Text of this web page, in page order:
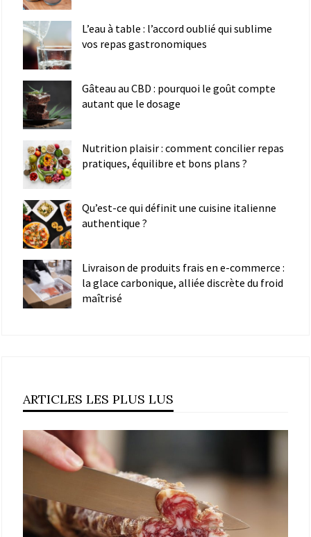
L’eau à table : l’accord oublié qui sublime
vos repas gastronomiques
Gâteau au CBD : pourquoi le goût compte
autant que le dosage
Nutrition plaisir : comment concilier repas
pratiques, équilibre et bons plans ?
Qu’est-ce qui définit une cuisine italienne
authentique ?
Livraison de produits frais en e-commerce :
la glace carbonique, alliée discrète du froid
maîtrisé
ARTICLES LES PLUS LUS